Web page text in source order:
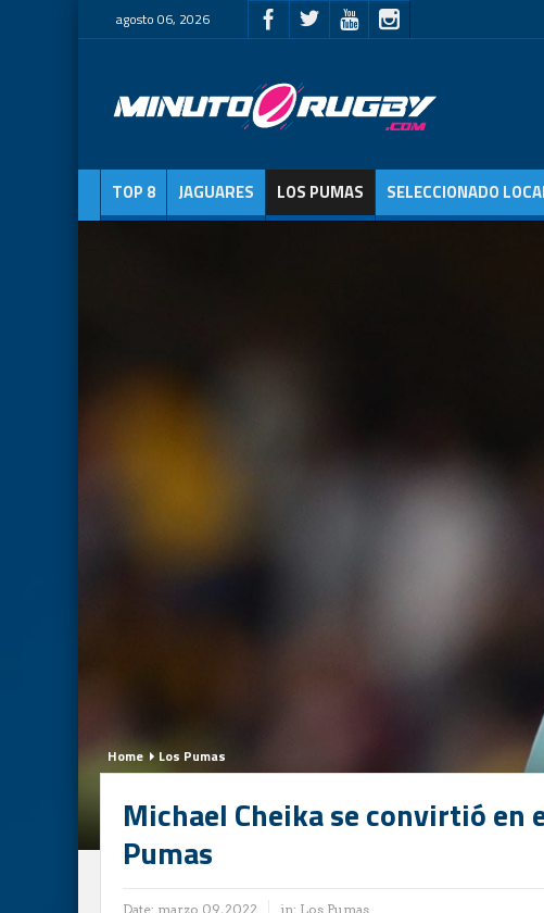
agosto 06, 2026
TOP 8 JAGUARES LOS PUMAS SELECCIONADO
Home Los Pumas
Michael Cheika se convirtió en
Pumas
Date: marzo 09, 2022 in: Los Pumas